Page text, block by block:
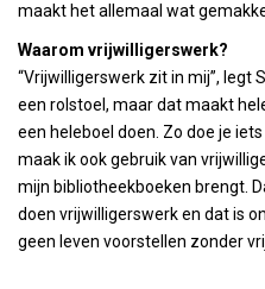
maakt het allemaal wat
Waarom vrijwilligerswerk?
“Vrijwilligerswerk zit in mij”, legt
een rolstoel, maar dat maakt
een heleboel doen. Zo doe je
maak ik ook gebruik van
mijn bibliotheekboeken brengt.
doen vrijwilligerswerk en dat is
geen leven voorstellen zonder